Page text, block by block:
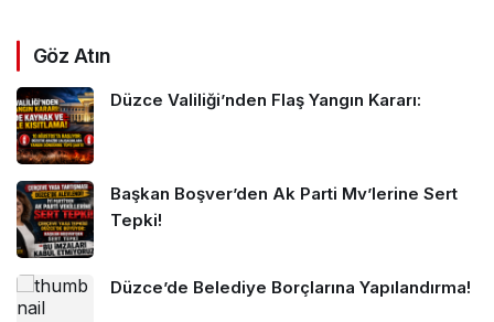
Göz Atın
Düzce Valiliği’nden Flaş Yangın Kararı:
Başkan Boşver’den Ak Parti Mv’lerine Sert
Tepki!
Düzce’de Belediye Borçlarına Yapılandırma!